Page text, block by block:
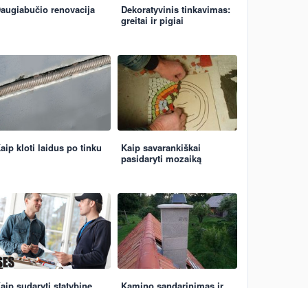
renovacija
Dekoratyvinis tinkavimas:
greitai ir pigiai
kloti laidus po tinku
Kaip savarankiškai
pasidaryti mozaiką